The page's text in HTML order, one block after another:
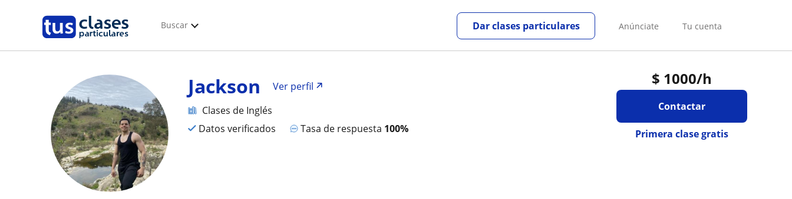
Buscar Anúnciate Tu cuenta
Dar clases particulares
$ 1000/h
Contactar
Primera clase gratis
Jackson
Ver perfil
Clases de Inglés
Datos verificados
Tasa de respuesta 100%